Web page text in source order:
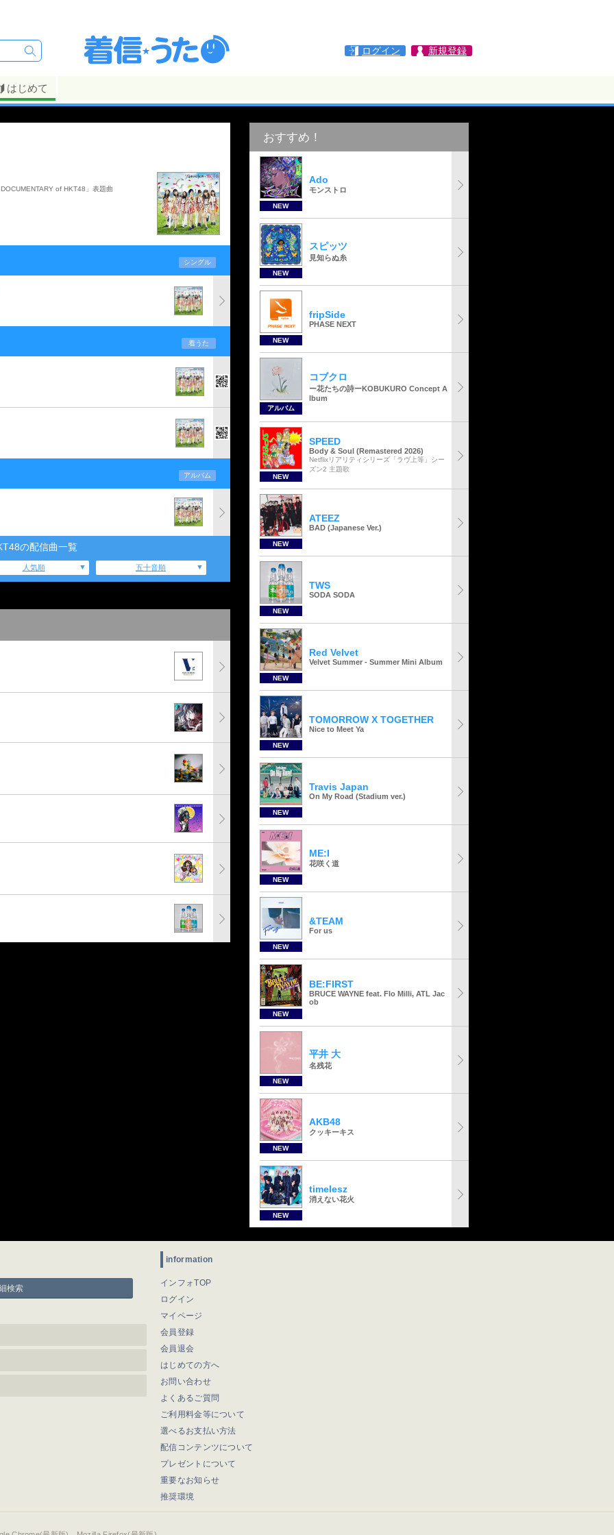
ログイン 新規登録
はじめて
of HKT48」表題曲
シングル
着うた
アルバム
の配信曲一覧
人気順 五十音順
おすすめ！
NEW
Ado
モンストロ
NEW
スピッツ
見知らぬ糸
NEW
fripSide
PHASE NEXT
アルバム
コブクロ
ー花たちの詩ーKOBUKURO Concept A
lbum
NEW
SPEED
Body & Soul (Remastered 2026)
Netflixリアリティシリーズ「ラヴ上等」シー
ズン2 主題歌
NEW
ATEEZ
BAD (Japanese Ver.)
NEW
TWS
SODA SODA
NEW
Red Velvet
Velvet Summer - Summer Mini Album
NEW
TOMORROW X TOGETHER
Nice to Meet Ya
NEW
Travis Japan
On My Road (Stadium ver.)
NEW
ME:I
花咲く道
NEW
&TEAM
For us
NEW
BE:FIRST
BRUCE WAYNE feat. Flo Milli, ATL Jac
ob
NEW
平井 大
名残花
NEW
AKB48
クッキーキス
NEW
timelesz
消えない花火
検索
information
インフォTOP
ログイン
マイページ
会員登録
会員退会
はじめての方へ
お問い合わせ
よくあるご質問
ご利用料金等について
選べるお支払い方法
配信コンテンツについて
プレゼントについて
重要なお知らせ
推奨環境